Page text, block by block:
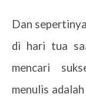
Dan
di hari tua
mencari
menulis